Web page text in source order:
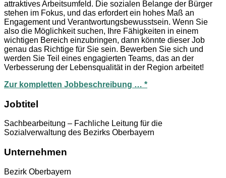
attraktives Arbeitsumfeld. Die sozialen Belange der Bürger
stehen im Fokus, und das erfordert ein hohes Maß an
Engagement und Verantwortungsbewusstsein. Wenn Sie
also die Möglichkeit suchen, Ihre Fähigkeiten in einem
wichtigen Bereich einzubringen, dann könnte dieser Job
genau das Richtige für Sie sein. Bewerben Sie sich und
werden Sie Teil eines engagierten Teams, das an der
Verbesserung der Lebensqualität in der Region arbeitet!
Zur kompletten Jobbeschreibung … *
Jobtitel
Sachbearbeitung – Fachliche Leitung für die
Sozialverwaltung des Bezirks Oberbayern
Unternehmen
Bezirk Oberbayern